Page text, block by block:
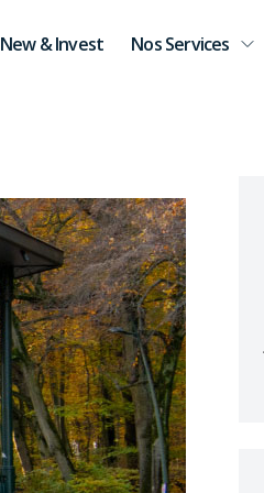
New & Invest Nos Services